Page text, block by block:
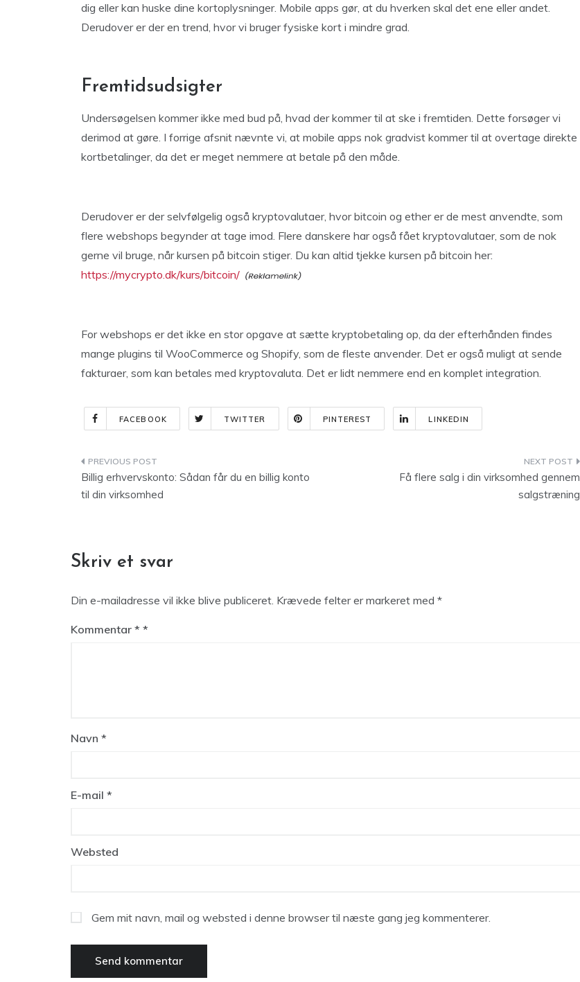
dig eller kan huske dine kortoplysninger. Mobile apps gør, at du hverken skal det ene eller andet.
Derudover er der en trend, hvor vi bruger fysiske kort i mindre grad.
Fremtidsudsigter
Undersøgelsen kommer ikke med bud på, hvad der kommer til at ske i fremtiden. Dette forsøger vi
derimod at gøre. I forrige afsnit nævnte vi, at mobile apps nok gradvist kommer til at overtage direkte
kortbetalinger, da det er meget nemmere at betale på den måde.
Derudover er der selvfølgelig også kryptovalutaer, hvor bitcoin og ether er de mest anvendte, som
flere webshops begynder at tage imod. Flere danskere har også fået kryptovalutaer, som de nok
gerne vil bruge, når kursen på bitcoin stiger. Du kan altid tjekke kursen på bitcoin her:
https://mycrypto.dk/kurs/bitcoin/
For webshops er det ikke en stor opgave at sætte kryptobetaling op, da der efterhånden findes
mange plugins til WooCommerce og Shopify, som de fleste anvender. Det er også muligt at sende
fakturaer, som kan betales med kryptovaluta. Det er lidt nemmere end en komplet integration.
FACEBOOK TWITTER PINTEREST LINKEDIN
Indlægsnavigation
Billig erhvervskonto: Sådan får du en billig konto
til din virksomhed
Få flere salg i din virksomhed gennem
salgstræning
Skriv et svar
Din e-mailadresse vil ikke blive publiceret. Krævede felter er markeret med *
Kommentar *
Navn *
E-mail *
Websted
Gem mit navn, mail og websted i denne browser til næste gang jeg kommenterer.